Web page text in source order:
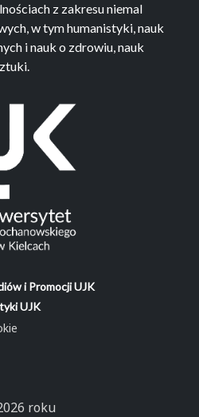
z zakresu niemal
w tym humanistyki, nauk
i nauk o zdrowiu, nauk
i Promocji UJK
UJK
roku